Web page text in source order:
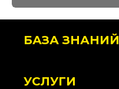
БАЗА ЗНАНИЙ
УСЛУГИ